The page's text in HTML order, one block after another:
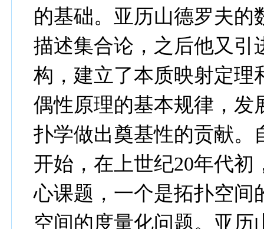
的基础。亚历山德罗夫的
描述集合论，之后他又引
构，建立了本质映射定理
偶性原理的基本规律，发
扑学做出奠基性的贡献。
开始，在上世纪20年代
心课题，一个是拓扑空间
空间的度量化问题。亚历